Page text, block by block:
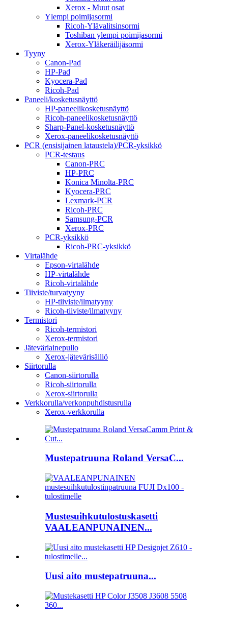
Xerox - Muut osat
Ylempi poimijasormi
Ricoh-Ylävalitsinsormi
Toshiban ylempi poimijasormi
Xerox-Yläkeräilijäsormi
Tyyny
Canon-Pad
HP-Pad
Kyocera-Pad
Ricoh-Pad
Paneeli/kosketusnäyttö
HP-paneelikosketusnäyttö
Ricoh-paneelikosketusnäyttö
Sharp-Panel-kosketusnäyttö
Xerox-paneelikosketusnäyttö
PCR (ensisijainen lataustela)/PCR-yksikkö
PCR-testaus
Canon-PRC
HP-PRC
Konica Minolta-PRC
Kyocera-PRC
Lexmark-PCR
Ricoh-PRC
Samsung-PCR
Xerox-PRC
PCR-yksikkö
Ricoh-PRC-yksikkö
Virtalähde
Epson-virtalähde
HP-virtalähde
Ricoh-virtalähde
Tiiviste/turvatyyny
HP-tiiviste/ilmatyyny
Ricoh-tiiviste/ilmatyyny
Termistori
Ricoh-termistori
Xerox-termistori
Jäteväriainepullo
Xerox-jätevärisäiliö
Siirtorulla
Canon-siirtorulla
Ricoh-siirtorulla
Xerox-siirtorulla
Verkkorulla/verkonpuhdistusrulla
Xerox-verkkorulla
Mustepatruuna Roland VersaC...
Mustesuihkutulostuskasetti
VAALEANPUNAINEN...
Uusi aito mustepatruuna...